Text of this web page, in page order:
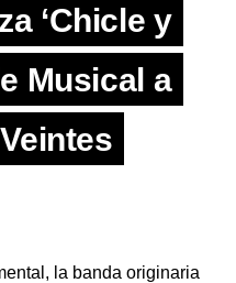
‘Chicle y
Musical a
la banda originaria